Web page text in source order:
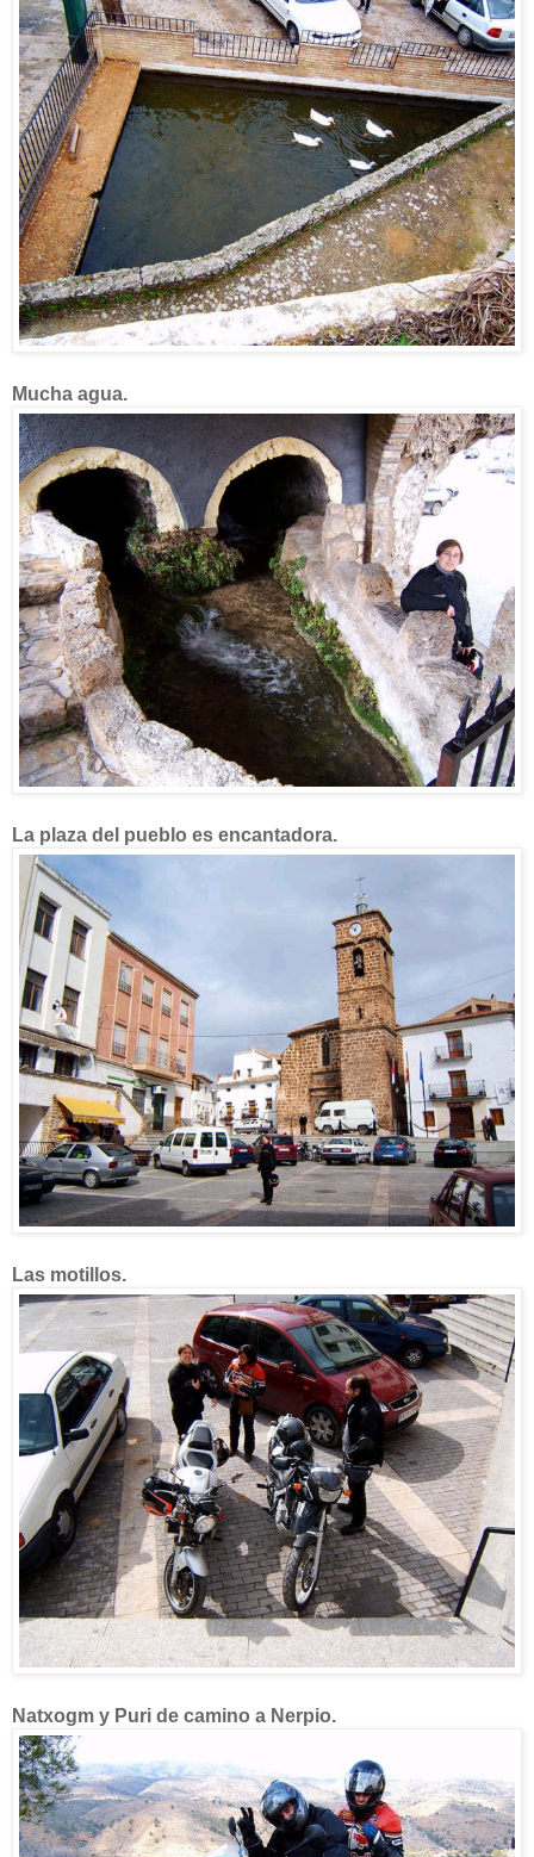
Mucha agua.
La plaza del pueblo es encantadora.
Las motillos.
Natxogm y Puri de camino a Nerpio.